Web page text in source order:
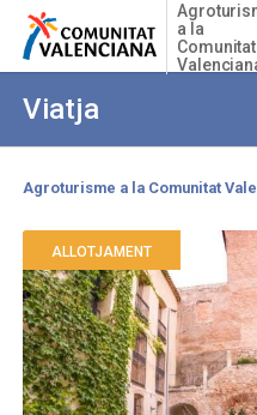
Skip
main
a la
Comunitat
Viatja
Breadcrumb
Agroturisme a la Comunitat
ALLOTJAMENT